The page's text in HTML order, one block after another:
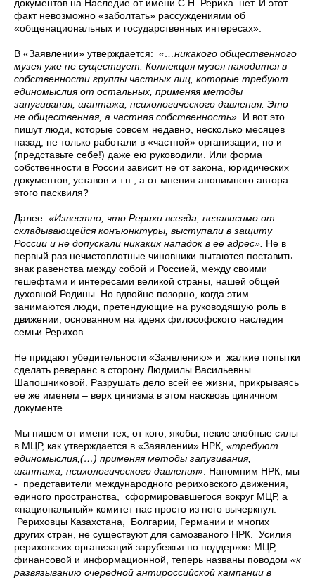
документов на Наследие от имени С.Н. Рериха нет. И этот
факт невозможно «заболтать» рассуждениями об
«общенациональных и государственных интересах».
В «Заявлении» утверждается: «…никакого общественного
музея уже не существует. Коллекция музея находится в
собственности группы частных лиц, которые требуют
единомыслия от остальных, применяя методы
запугивания, шантажа, психологического давления. Это
не общественная, а частная собственность» И вот это
пишут люди, которые совсем недавно, несколько месяцев
назад, не только работали в «частной» организации, но и
(представьте себе!) даже ею руководили. Или форма
собственности в России зависит не от закона, юридических
документов, уставов и т.п., а от мнения анонимного автора
этого пасквиля?
Далее: «Известно, что Рерихи всегда, независимо от
складывающейся конъюнктуры, выступали в защиту
России и не допускали никаких нападок в ее адрес» Не в
первый раз нечистоплотные чиновники пытаются поставить
знак равенства между собой и Россией, между своими
гешефтами и интересами великой страны, нашей общей
духовной Родины. Но вдвойне позорно, когда этим
занимаются люди, претендующие на руководящую роль в
движении, основанном на идеях философского наследия
семьи Рерихов.
Не придают убедительности «Заявлению» и жалкие попытки
сделать реверанс в сторону Людмилы Васильевны
Шапошниковой. Разрушать дело всей ее жизни, прикрываясь
ее же именем – верх цинизма в этом насквозь циничном
документе.
Мы пишем от имени тех, от кого, якобы, некие злобные силы
в МЦР, как утверждается в «Заявлении» НРК, «требуют
единомыслия,(…) применяя методы запугивания,
шантажа, психологического давления» . Напомним НРК, мы
- представители международного рериховского движения,
единого пространства, сформировавшегося вокруг МЦР, а
«национальный» комитет нас просто из него вычеркнул.
Рериховцы Казахстана, Болгарии, Германии и многих
других стран, не существуют для самозваного НРК. Усилия
рериховских организаций зарубежья по поддержке МЦР,
финансовой и информационной, теперь названы поводом «к
развязыванию очередной антироссийской кампании в